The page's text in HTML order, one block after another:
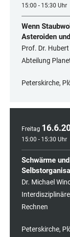
15:00 - 15:30 Uhr
Wenn
Asteroiden
Prof. Dr.
Abteilung
Peterskirche,
Freitag 16.6.
15:00 - 15:30 Uhr
Schwärme
Dr. Michael
Rechnen
Peterskirche,